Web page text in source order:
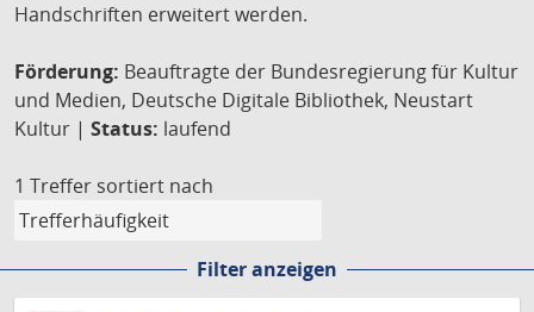
Handschriften erweitert werden.
Förderung: Beauftragte der Bundesregierung für Kultur
und Medien, Deutsche Digitale Bibliothek, Neustart
Kultur | Status: laufend
1 Treffer sortiert nach
Filter anzeigen